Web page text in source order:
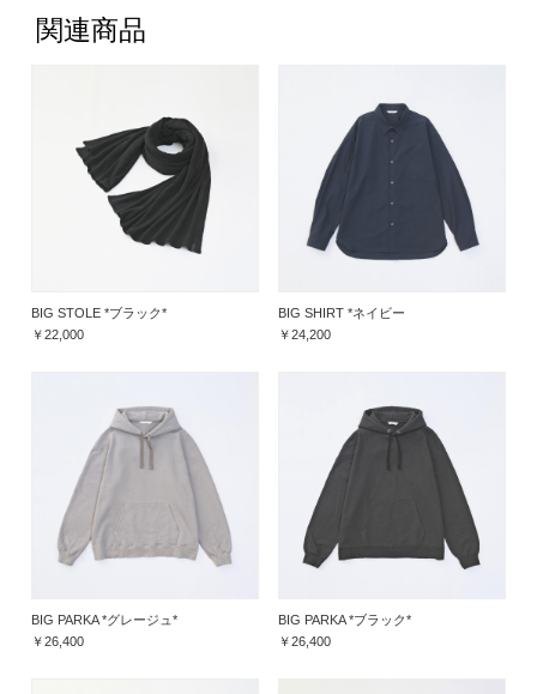
関連商品
BIG STOLE *ブラック*
￥22,000
BIG SHIRT *ネイビー
￥24,200
BIG PARKA *グレージュ*
￥26,400
BIG PARKA *ブラック*
￥26,400